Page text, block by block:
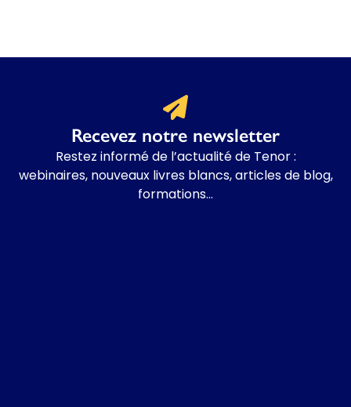
Recevez notre newsletter
Restez informé de l’actualité de Tenor :
webinaires, nouveaux livres blancs, articles de blog,
formations…